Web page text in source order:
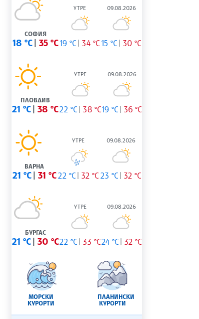
СОФИЯ
18 °C 35 °C
УТРЕ
19 °C 34 °C
09.08.2026
15 °C 30 °C
ПЛОВДИВ
21 °C 38 °C
УТРЕ
22 °C 38 °C
09.08.2026
19 °C 36 °C
ВАРНА
21 °C 31 °C
УТРЕ
22 °C 32 °C
09.08.2026
23 °C 32 °C
БУРГАС
21 °C 30 °C
УТРЕ
22 °C 33 °C
09.08.2026
24 °C 32 °C
МОРСКИ
КУРОРТИ
ПЛАНИНСКИ
КУРОРТИ